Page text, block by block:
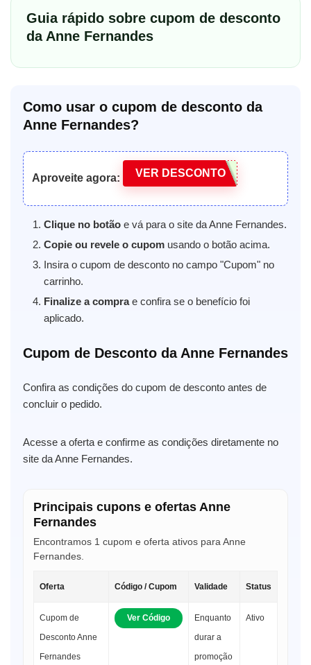
Guia rápido sobre cupom de desconto
da Anne Fernandes
Como usar o cupom de desconto da
Anne Fernandes?
Aproveite agora: VER DESCONTO
Clique no botão e vá para o site da Anne Fernandes.
Copie ou revele o cupom usando o botão acima.
Insira o cupom de desconto no campo "Cupom" no
carrinho.
Finalize a comprae confira se o benefício foi
aplicado.
Cupom de Desconto da Anne Fernandes
Confira as condições do cupom de desconto antes de
concluir o pedido.
Acesse a oferta e confirme as condições diretamente no
site da Anne Fernandes.
Principais cupons e ofertas Anne
Fernandes
Encontramos 1 cupom e oferta ativos para Anne
Fernandes.
Oferta Código / Cupom Validade Status
Cupom de
Desconto Anne
Fernandes
Ver Código
Enquanto
durar a
promoção
Ativo